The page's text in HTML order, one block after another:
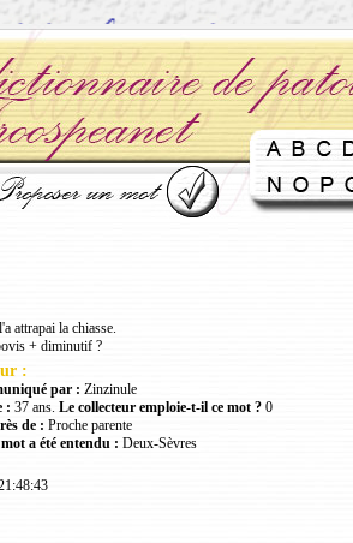
attrapai la chiasse.
+ diminutif ?
:
par : Zinzinule
: 37 ans. Le collecteur emploie-t-il ce mot ?0
de : Proche parente
a été entendu : Deux-Sèvres